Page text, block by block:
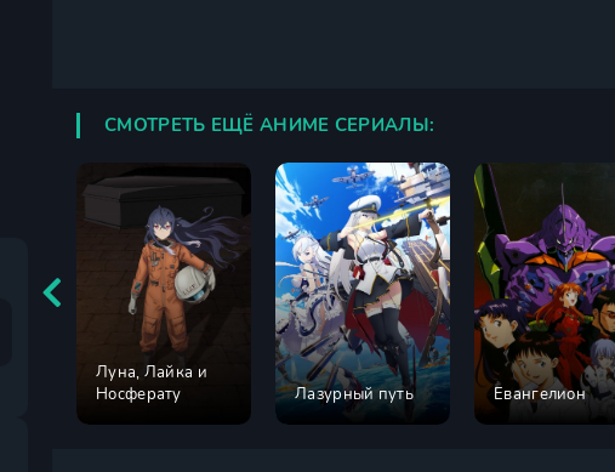
СМОТРЕТЬ ЕЩЁ АНИМЕ СЕРИАЛЫ:
Луна, Лайка и
Носферату
Лазурный путь Евангелион